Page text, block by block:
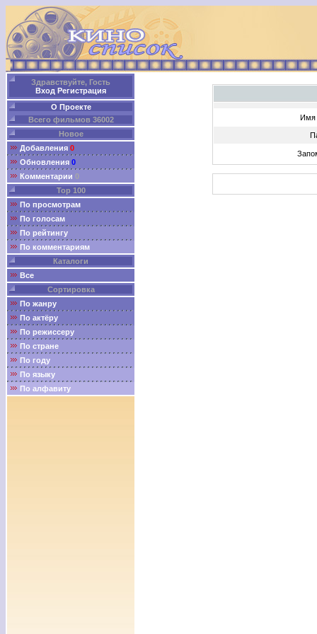
Здравствуйте, Гость
Вход Регистрация
О Проекте
Всего фильмов 36002
Новое
Добавления 0
Обновления 0
Комментарии 0
Top 100
По просмотрам
По голосам
По рейтингу
По комментариям
Каталоги
Все
Сортировка
По жанру
По актёру
По режиссеру
По стране
По году
По языку
По алфавиту
Имя